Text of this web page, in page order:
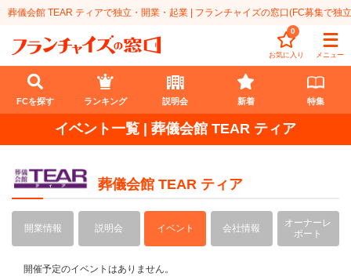
葬儀会館 TEAR ティアで独立・開業・起業 | フランチャイズの窓口(FC募集で独
お気に入り
0
メニュー
FCを探す
業種
代理店業
教育・保育業
開業資金
1円〜100万円
エリア
FCを探す ランキング 説明会 新着 特集
イベント一覧 | 葬儀会館 TEAR ティア
葬儀会館 TEAR ティア
開業情報 説明会 イベント 会社情報
オーナーレ
ポート
開催予定のイベントはありません。